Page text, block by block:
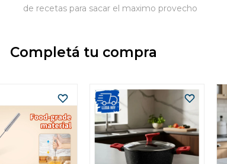
de recetas para sacar el maximo provecho
Completá tu compra